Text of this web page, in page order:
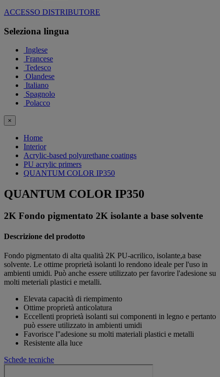
ACCESSO DISTRIBUTORE
Seleziona lingua
Inglese
Francese
Tedesco
Olandese
Italiano
Spagnolo
Polacco
×
Home
Interior
Acrylic-based polyurethane coatings
PU acrylic primers
QUANTUM COLOR IP350
QUANTUM COLOR IP350
2K Fondo pigmentato 2K isolante a base solvente
Descrizione del prodotto
Fondo pigmentato di alta qualità 2K PU-acrilico, isolante,a base
solvente. Le ottime proprietà isolanti lo rendono ideale per l'uso in
ambienti umidi. Può anche essere utilizzato per favorire l'adesione su
molti meteriali plastici e metalli.
Elevata capacità di riempimento
Ottime proprietà anticolatura
Eccellenti proprietà isolanti sui componenti in legno e pertanto
può essere utilizzato in ambienti umidi
Favorisce l''adesione su molti materiali plastici e metalli
Resistente alla luce
Schede tecniche